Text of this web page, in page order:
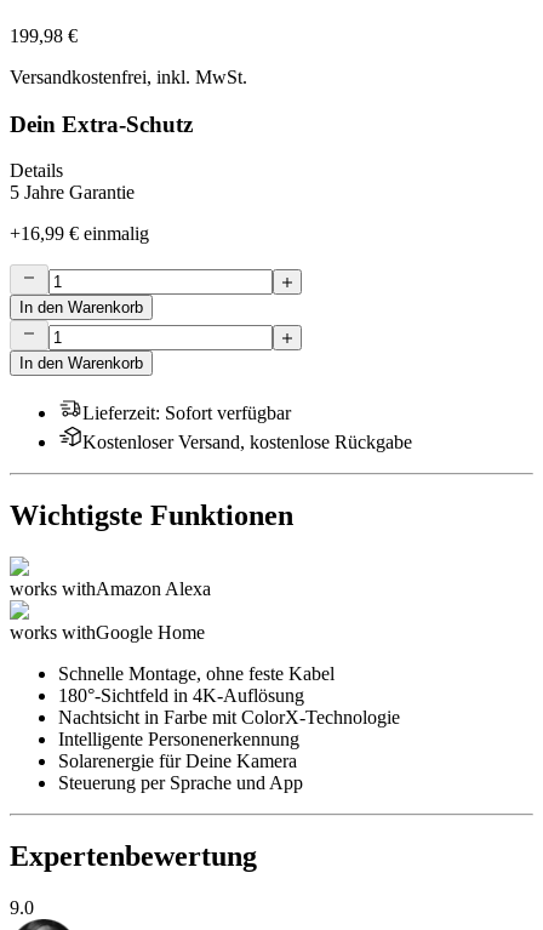
199,98 €
Versandkostenfrei, inkl. MwSt.
Dein Extra-Schutz
Details
5 Jahre Garantie
+16,99 € einmalig
In den Warenkorb
In den Warenkorb
Lieferzeit: Sofort verfügbar
Kostenloser Versand, kostenlose Rückgabe
Wichtigste Funktionen
works withAmazon Alexa
works withGoogle Home
Schnelle Montage, ohne feste Kabel
180°-Sichtfeld in 4K-Auflösung
Nachtsicht in Farbe mit ColorX-Technologie
Intelligente Personenerkennung
Solarenergie für Deine Kamera
Steuerung per Sprache und App
Expertenbewertung
9.0